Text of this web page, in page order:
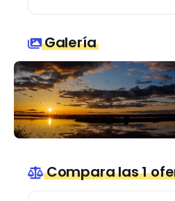
Galería
Compara las 1